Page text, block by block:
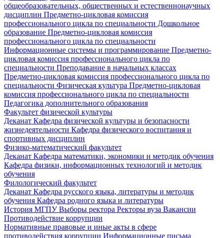
общеобразовательных, общественных и естественнонаучных
дисциплин Предметно-цикловая комиссия
профессионального цикла по специальности Дошкольное
образование Предметно-цикловая комиссия
профессионального цикла по специальности
Информационные системы и программирование Предметно-
цикловая комиссия профессионального цикла по
специальности Преподавание в начальных классах
Предметно-цикловая комиссия профессионального цикла по
специальности Физическая культура Предметно-цикловая
комиссия профессионального цикла по специальности
Педагогика дополнительного образования
Факультет физической культуры
Деканат Кафедра физической культуры и безопасности
жизнедеятельности Кафедра физического воспитания и
спортивных дисциплин
Физико-математический факультет
Деканат Кафедра математики, экономики и методик обучения
Кафедра физики, информационных технологий и методик
обучения
Филологический факультет
Деканат Кафедра русского языка, литературы и методик
обучения Кафедра родного языка и литературы
История МГПУВыборы ректора Ректоры вуза Вакансии
Противодействие коррупции
Нормативные правовые и иные акты в сфере
противодействия коррупции Информационные письма